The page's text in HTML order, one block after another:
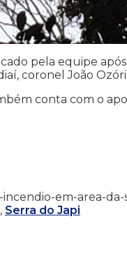
pela equipe após
coronel João
conta com o
em-area-
, Serra do Japi